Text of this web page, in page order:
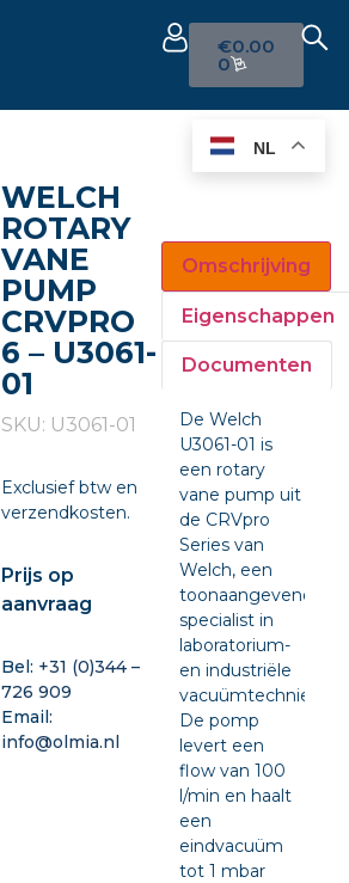
€0.00
0
WELCH
ROTARY
VANE
PUMP
CRVPRO
6 – U3061-
01
SKU: U3061-01
Exclusief btw en
verzendkosten.
Prijs op
aanvraag
Bel: +31 (0)344 –
726 909
Email:
info@olmia.nl
Omschrijving
Eigenschappen
Documenten
De Welch
U3061-01 is
een rotary
vane pump uit
de CRVpro
Series van
Welch, een
toonaangevende
specialist in
laboratorium-
en industriële
vacuümtechniek.
De pomp
levert een
flow van 100
l/min en haalt
een
eindvacuüm
tot 1 mbar
NL